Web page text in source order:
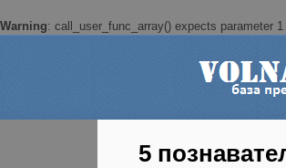
Warning: call_user_func_array() expects parameter
5